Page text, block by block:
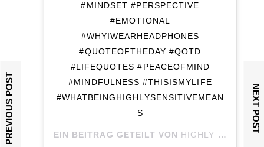
#MINDSET #PERSPECTIVE
#EMOTIONAL
#WHYIWEARHEADPHONES
#QUOTEOFTHEDAY #QOTD
#LIFEQUOTES #PEACEOFMIND
#MINDFULNESS #THISISMYLIFE
#WHATBEINGHIGHLYSENSITIVEMEAN
S
EIN BEITRAG GETEILT VON HIGHLY SENSITIVE SOUL
PREVIOUS POST NEXT POST